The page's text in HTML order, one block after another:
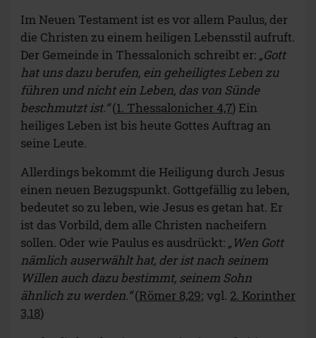
Im Neuen Testament ist es vor allem Paulus, der
die Christen zu einem heiligen Lebensstil aufruft.
Der Gemeinde in Thessalonich schreibt er: „Gott
hat uns dazu berufen, ein geheiligtes Leben zu
führen und nicht ein Leben, das von Sünde
beschmutzt ist.“(1. Thessalonicher 4,7) Ein
heiliges Leben ist bis heute Gottes Auftrag an
seine Leute.
Allerdings bekommt die Heiligung durch Jesus
einen neuen Bezugspunkt. Gottgefällig zu leben,
bedeutet so zu leben, wie Jesus es getan hat. Er
ist das Vorbild, dem alle Christen nacheifern
sollen. Oder wie Paulus es ausdrückt: „Wen Gott
nämlich auserwählt hat, der ist nach seinem
Willen auch dazu bestimmt, seinem Sohn
ähnlich zu werden.“(Römer 8,29; vgl. 2. Korinther
3,18)